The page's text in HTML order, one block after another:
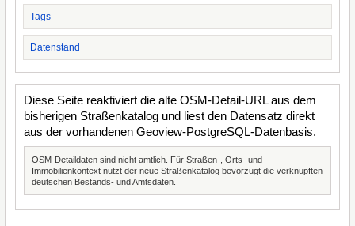
Tags
Datenstand
Diese Seite reaktiviert die alte OSM-Detail-URL aus dem
bisherigen Straßenkatalog und liest den Datensatz direkt
aus der vorhandenen Geoview-PostgreSQL-Datenbasis.
OSM-Detaildaten sind nicht amtlich. Für Straßen-, Orts- und
Immobilienkontext nutzt der neue Straßenkatalog bevorzugt die verknüpften
deutschen Bestands- und Amtsdaten.